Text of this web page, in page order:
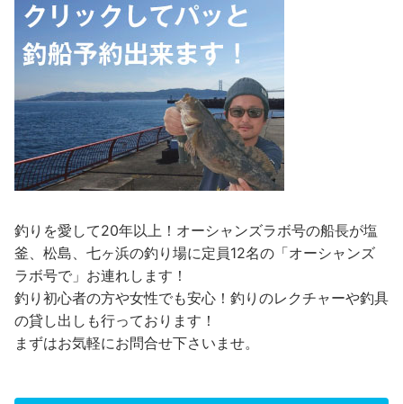
釣りを愛して20年以上！オーシャンズラボ号の船長が塩
釜、松島、七ヶ浜の釣り場に定員12名の「オーシャンズ
ラボ号で」お連れします！
釣り初心者の方や女性でも安心！釣りのレクチャーや釣具
の貸し出しも行っております！
まずはお気軽にお問合せ下さいませ。